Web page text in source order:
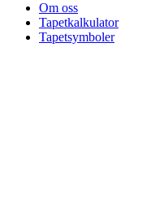
Om oss
Tapetkalkulator
Tapetsymboler